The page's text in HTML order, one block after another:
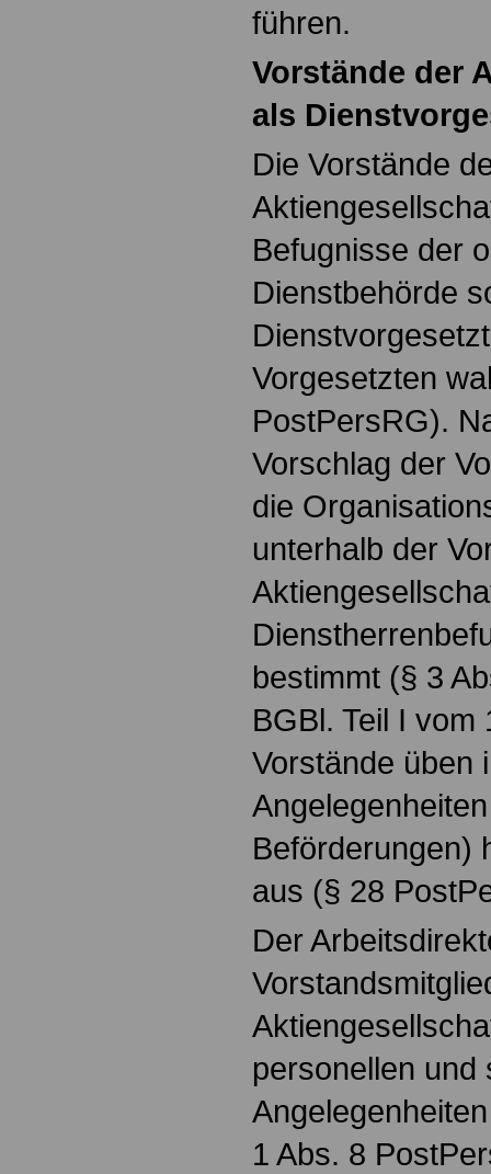
führen.
Vorstände der
als
Die Vorstände
Befugnisse der
Dienstbehörde
Vorgesetzten
PostPersRG).
Vorschlag der
die
unterhalb der
bestimmt (§ 3
BGBl. Teil I vom
Vorstände üben
Beförderungen)
aus (§ 28
Der
personellen und
1 Abs. 8